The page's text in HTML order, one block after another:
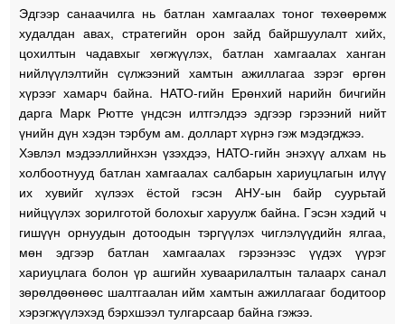
Эдгээр санаачилга нь батлан хамгаалах тоног төхөөрөмж
худалдан авах, стратегийн орон зайд байршуулалт хийх,
цохилтын чадавхыг хөгжүүлэх, батлан хамгаалах ханган
нийлүүлэлтийн сүлжээний хамтын ажиллагаа зэрэг өргөн
хүрээг хамарч байна. НАТО-гийн Ерөнхий нарийн бичгийн
дарга Марк Рютте үндсэн илтгэлдээ эдгээр гэрээний нийт
үнийн дүн хэдэн тэрбум ам. долларт хүрнэ гэж мэдэгджээ.
Хэвлэл мэдээллийнхэн үзэхдээ, НАТО-гийн энэхүү алхам нь
холбоотнууд батлан хамгаалах салбарын хариуцлагын илүү
их хувийг хүлээх ёстой гэсэн АНУ-ын байр суурьтай
нийцүүлэх зорилготой болохыг харуулж байна. Гэсэн хэдий ч
гишүүн орнуудын дотоодын тэргүүлэх чиглэлүүдийн ялгаа,
мөн эдгээр батлан хамгаалах гэрээнээс үүдэх үүрэг
хариуцлага болон үр ашгийн хуваарилалтын талаарх санал
зөрөлдөөнөөс шалтгаалан ийм хамтын ажиллагааг бодитоор
хэрэгжүүлэхэд бэрхшээл тулгарсаар байна гэжээ.